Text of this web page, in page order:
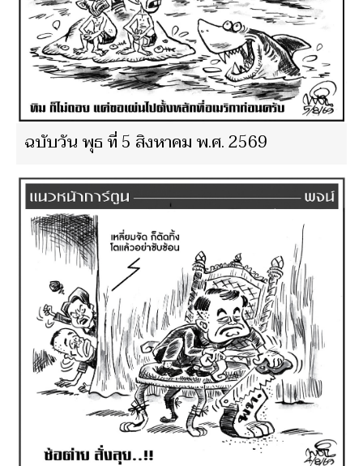
ฉบับวัน พุธ ที่ 5 สิงหาคม พ.ศ. 2569